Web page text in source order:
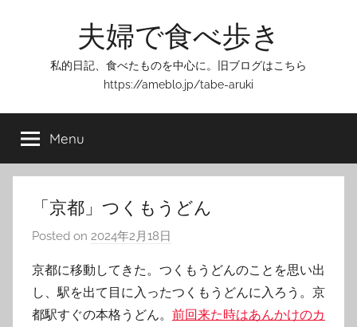
夫婦で食べ歩き
私的日記、食べたものを中心に。旧ブログはこちら
https://ameblo.jp/tabe-aruki
Menu
「京都」つくもうどん
Posted on 2024年2月18日
T
o
m
京都に移動してきた。つくもうどんのことを思い出
し、駅を出て目に入ったつくもうどんに入ろう。京
都駅すぐの本格うどん。 前回来た時はあんかけのカ